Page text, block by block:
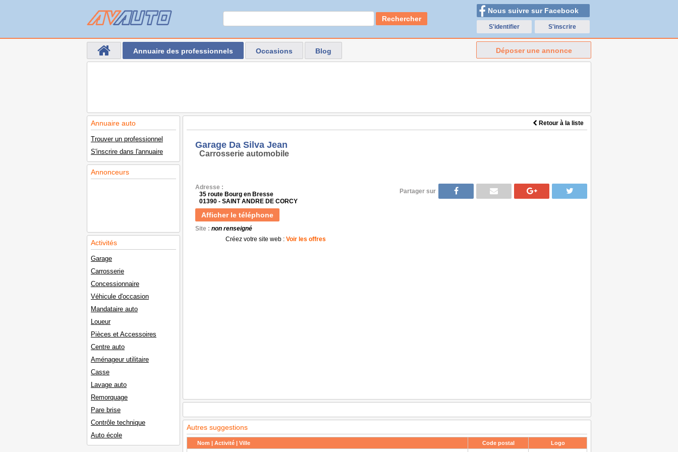
Rechercher
Nous suivre sur Facebook
S'identifier S'inscrire
Annuaire des professionnels Occasions Blog Déposer une annonce
Annuaire auto
Trouver un professionnel
S'inscrire dans l'annuaire
Annonceurs
Activités
Garage
Carrosserie
Concessionnaire
Véhicule d'occasion
Mandataire auto
Loueur
Pièces et Accessoires
Centre auto
Aménageur utilitaire
Casse
Lavage auto
Remorquage
Pare brise
Contrôle technique
Auto école
Retour à la liste
Garage Da Silva Jean
Carrosserie automobile
Adresse :
35 route Bourg en Bresse
01390 - SAINT ANDRE DE CORCY
Afficher le téléphone
Site : non renseigné
Créez votre site web : Voir les offres
Partager sur
Autres suggestions
Nom | Activité | Ville Code postal Logo